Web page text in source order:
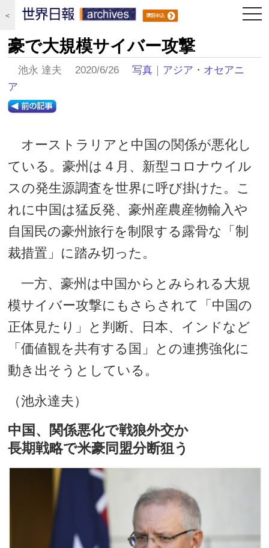
＜
豪で大規模サイバー攻撃
池永 達夫 2020/6/26写真 ｜ アジア・オセアニ
ア
オーストラリアと中国の関係が悪化し
ている。豪州は４月、新型コロナウイル
スの発生源調査を世界に呼び掛けた。こ
れに中国は猛反発、豪州産農産物輸入や
自国民の豪州旅行を制限する露骨な「制
裁措置」に踏み切った。
一方、豪州は中国からとみられる大規
模サイバー攻撃にもさらされて「中国の
正体見たり」と判断、日本、インドなど
「価値観を共有する国」との連携強化に
動き出そうとしている。
（池永達夫）
中国、関係悪化で戦狼外交か
長期戦略で米豪同盟分断狙う